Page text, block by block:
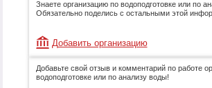
Знаете организацию по водоподготовке или по
Обязательно поделись с остальными этой
Добавить организацию
Добавьте свой отзыв и комментарий по работе
водоподготовке или по анализу воды!